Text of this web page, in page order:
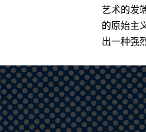
艺术的发
的原始主
出一种强